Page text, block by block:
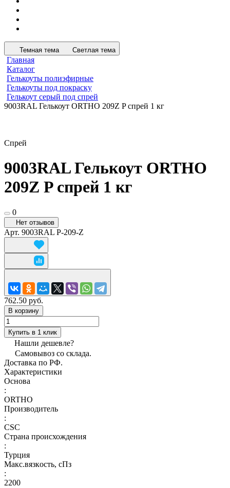
Темная тема Светлая тема
Главная
Каталог
Гелькоуты полиэфирные
Гелькоуты под покраску
Гелькоут серый под спрей
9003RAL Гелькоут ORTHO 209Z P спрей 1 кг
Спрей
9003RAL Гелькоут ORTHO
209Z P спрей 1 кг
0
Нет отзывов
Арт. 9003RAL P-209-Z
762.50 руб.
В корзину
Купить в 1 клик
Нашли дешевле?
Самовывоз со склада.
Доставка по РФ.
Характеристики
Основа
:
ORTHO
Производитель
:
CSC
Страна происхождения
:
Турция
Макс.вязкoсть, сПз
:
2200